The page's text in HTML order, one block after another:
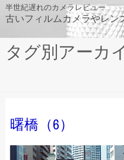
Skip
to
content
半世紀遅れのカメラレビュー
古いフィルムカメラやレン
タグ別アーカ
曙橋（6）